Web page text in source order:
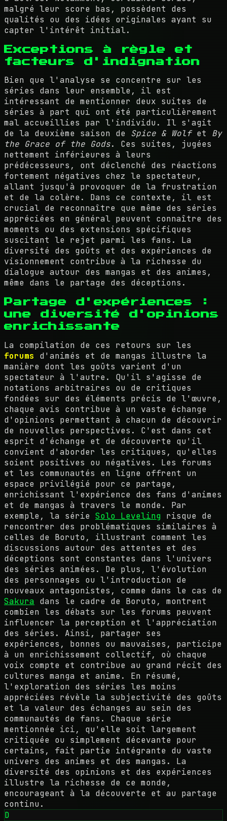
malgré leur score bas, possèdent des
qualités ou des idées originales ayant su
capter l'intérêt initial.
Exceptions à règle et
facteurs d'indignation
Bien que l'analyse se concentre sur les
séries dans leur ensemble, il est
intéressant de mentionner deux suites de
séries à part qui ont été particulièrement
mal accueillies par l'individu. Il s'agit
de la deuxième saison de Spice & Wolfet By
the Grace of the Gods. Ces suites, jugées
nettement inférieures à leurs
prédécesseurs, ont déclenché des réactions
fortement négatives chez le spectateur,
allant jusqu'à provoquer de la frustration
et de la colère. Dans ce contexte, il est
crucial de reconnaître que même des séries
appréciées en général peuvent connaître des
moments ou des extensions spécifiques
suscitant le rejet parmi les fans. La
diversité des goûts et des expériences de
visionnement contribue à la richesse du
dialogue autour des mangas et des animes,
même dans le partage des déceptions.
Partage d'expériences :
une diversité d'opinions
enrichissante
La compilation de ces retours sur les
forums d'animés et de mangas illustre la
manière dont les goûts varient d'un
spectateur à l'autre. Qu'il s'agisse de
notations arbitraires ou de critiques
fondées sur des éléments précis de l'œuvre,
chaque avis contribue à un vaste échange
d'opinions permettant à chacun de découvrir
de nouvelles perspectives. C'est dans cet
esprit d'échange et de découverte qu'il
convient d'aborder les critiques, qu'elles
soient positives ou négatives. Les forums
et les communautés en ligne offrent un
espace privilégié pour ce partage,
enrichissant l'expérience des fans d'animes
et de mangas à travers le monde. Par
exemple, la série Solo Leveling risque de
rencontrer des problématiques similaires à
celles de Boruto, illustrant comment les
discussions autour des attentes et des
déceptions sont constantes dans l'univers
des séries animées. De plus, l'évolution
des personnages ou l'introduction de
nouveaux antagonistes, comme dans le cas de
Sakura dans le cadre de Boruto, montrent
combien les débats sur les forums peuvent
influencer la perception et l'appréciation
des séries. Ainsi, partager ses
expériences, bonnes ou mauvaises, participe
à un enrichissement collectif, où chaque
voix compte et contribue au grand récit des
cultures manga et anime. En résumé,
l'exploration des séries les moins
appréciées révèle la subjectivité des goûts
et la valeur des échanges au sein des
communautés de fans. Chaque série
mentionnée ici, qu'elle soit largement
critiquée ou simplement décevante pour
certains, fait partie intégrante du vaste
univers des animes et des mangas. La
diversité des opinions et des expériences
illustre la richesse de ce monde,
encourageant à la découverte et au partage
continu.
D